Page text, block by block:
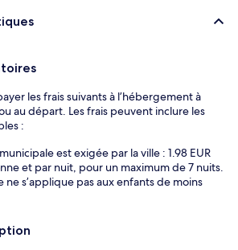
les frais suivants à l’hébergement à
au départ. Les frais peuvent inclure les
:
est exigée par la ville : 1.98 EUR
et par nuit, pour un maximum de 7 nuits.
ne s’applique pas aux enfants de moins